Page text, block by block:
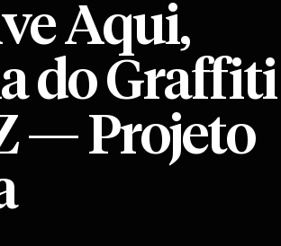
Aqui,
do Graffiti
— Projeto